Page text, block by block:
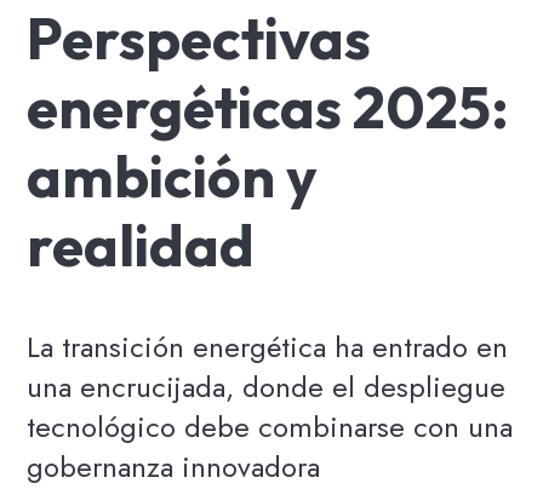
Perspectivas
energéticas 2025:
ambición y
realidad
La transición energética ha entrado en
una encrucijada, donde el despliegue
tecnológico debe combinarse con una
gobernanza innovadora